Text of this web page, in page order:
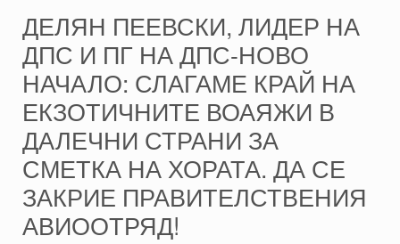
ДЕЛЯН ПЕЕВСКИ, ЛИДЕР НА
ДПС И ПГ НА ДПС-НОВО
НАЧАЛО: СЛАГАМЕ КРАЙ НА
ЕКЗОТИЧНИТЕ ВОАЯЖИ В
ДАЛЕЧНИ СТРАНИ ЗА
СМЕТКА НА ХОРАТА. ДА СЕ
ЗАКРИЕ ПРАВИТЕЛСТВЕНИЯ
АВИООТРЯД!